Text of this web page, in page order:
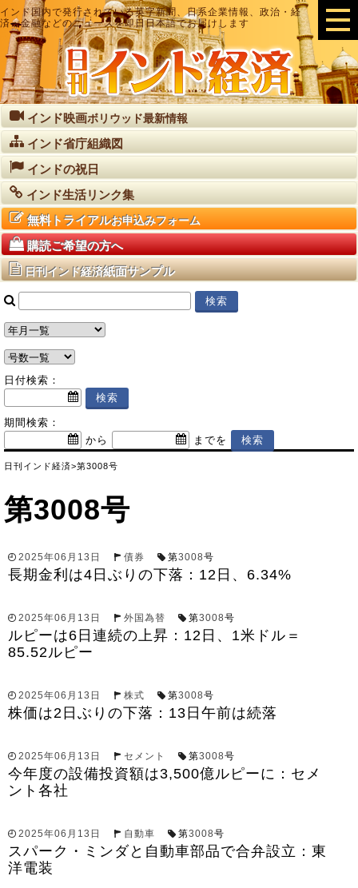
インド国内で発行されている英字新聞、日系企業情報、政治・経
済・金融などのニュースを即日日本語でお届けします
インド映画ボリウッド最新情報
インド省庁組織図
インドの祝日
インド生活リンク集
無料トライアルお申込みフォーム
購読ご希望の方へ
日刊インド経済紙面サンプル
日付検索：
期間検索：
から
までを
日刊インド経済>第3008号
第3008号
2025年06月13日 債券 第3008号
長期金利は4日ぶりの下落：12日、6.34%
2025年06月13日 外国為替 第3008号
ルピーは6日連続の上昇：12日、1米ドル＝
85.52ルピー
2025年06月13日 株式 第3008号
株価は2日ぶりの下落：13日午前は続落
2025年06月13日 セメント 第3008号
今年度の設備投資額は3,500億ルピーに：セメ
ント各社
2025年06月13日 自動車 第3008号
スパーク・ミンダと自動車部品で合弁設立：東
洋電装